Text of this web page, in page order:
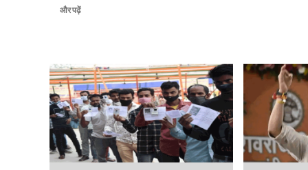
और पढ़ेंएमपी
प्रदेश
उप
चुनाव
में
बीजेपी
को
19
और
का
प्रदर्शन
फीका,
महागठबंधन
को
उठाना
पड़ा
खामियाजा